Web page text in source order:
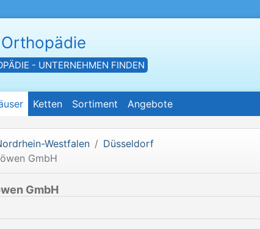
- UNTERNEHMEN FINDEN
Ketten Sortiment Angebote
Westfalen
Düsseldorf
GmbH
GmbH